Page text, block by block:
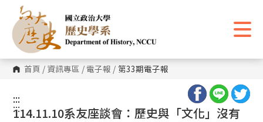
主
要
內
區
塊 首頁 / 資訊專區 / 電子報 / 第33期電子報
:::
:::
114.11.10系友座談會：歷史與「文化」沒有